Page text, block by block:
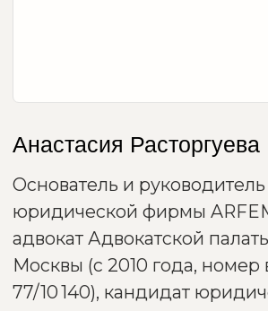
В рейтинге Российской газеты признана
одним из ведущих юристов сфере «Семья
адепт юридической безопасности
защиты и экологической повестки
владения бизнесом с фокусом на защиту
активов бизнеса, преемственность и
минимизацию партнёрских рисков до
наступления критических ситуаций,
медиатор.